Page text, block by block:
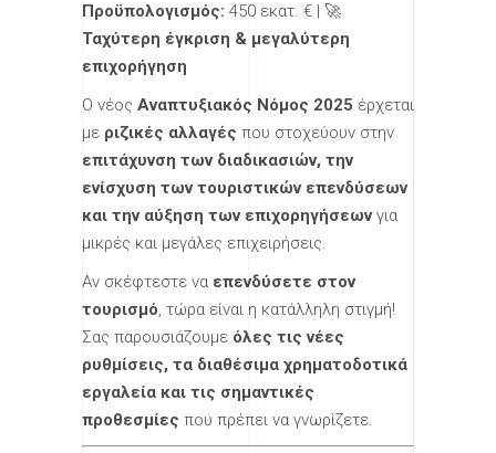
Προϋπολογισμός: 450 εκατ. € | 🚀
Ταχύτερη έγκριση & μεγαλύτερη
επιχορήγηση
Ο νέος Αναπτυξιακός Νόμος 2025 έρχεται
με ριζικές αλλαγές που στοχεύουν στην
επιτάχυνση των διαδικασιών, την
ενίσχυση των τουριστικών επενδύσεων
και την αύξηση των επιχορηγήσεωνγια
μικρές και μεγάλες επιχειρήσεις.
Αν σκέφτεστε να επενδύσετε στον
τουρισμό, τώρα είναι η κατάλληλη στιγμή!
Σας παρουσιάζουμε όλες τις νέες
ρυθμίσεις, τα διαθέσιμα χρηματοδοτικά
εργαλεία και τις σημαντικές
προθεσμίες που πρέπει να γνωρίζετε.